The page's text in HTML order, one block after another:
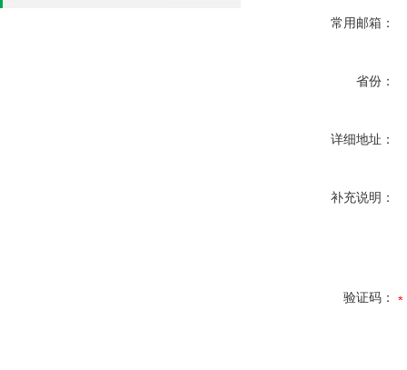
常用邮箱：
省份：
详细地址：
补充说明：
验证码：